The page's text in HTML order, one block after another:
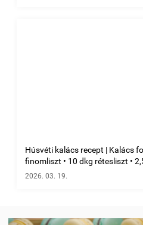
Húsvéti kalács recept | Kalács
finomliszt • 10 dkg rétesliszt •
2026. 03. 19.